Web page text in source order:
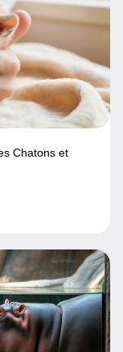
Chatons et